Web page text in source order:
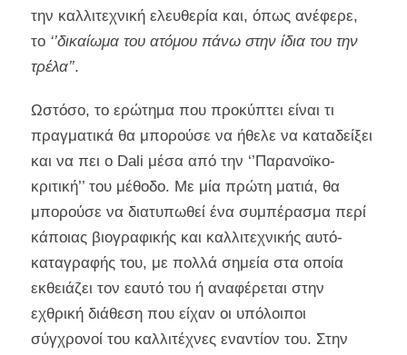
την καλλιτεχνική ελευθερία και, όπως ανέφερε,
το ‘’δικαίωμα του ατόμου πάνω στην ίδια του την
τρέλα’’.
Ωστόσο, το ερώτημα που προκύπτει είναι τι
πραγματικά θα μπορούσε να ήθελε να καταδείξει
και να πει ο Dali μέσα από την ‘’Παρανοϊκο-
κριτική’’ του μέθοδο. Με μία πρώτη ματιά, θα
μπορούσε να διατυπωθεί ένα συμπέρασμα περί
κάποιας βιογραφικής και καλλιτεχνικής αυτό-
καταγραφής του, με πολλά σημεία στα οποία
εκθειάζει τον εαυτό του ή αναφέρεται στην
εχθρική διάθεση που είχαν οι υπόλοιποι
σύγχρονοί του καλλιτέχνες εναντίον του. Στην